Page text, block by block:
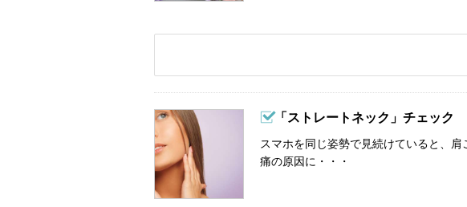
「ストレートネック」チェック
スマホを同じ姿勢で見続けていると、肩
痛の原因に・・・